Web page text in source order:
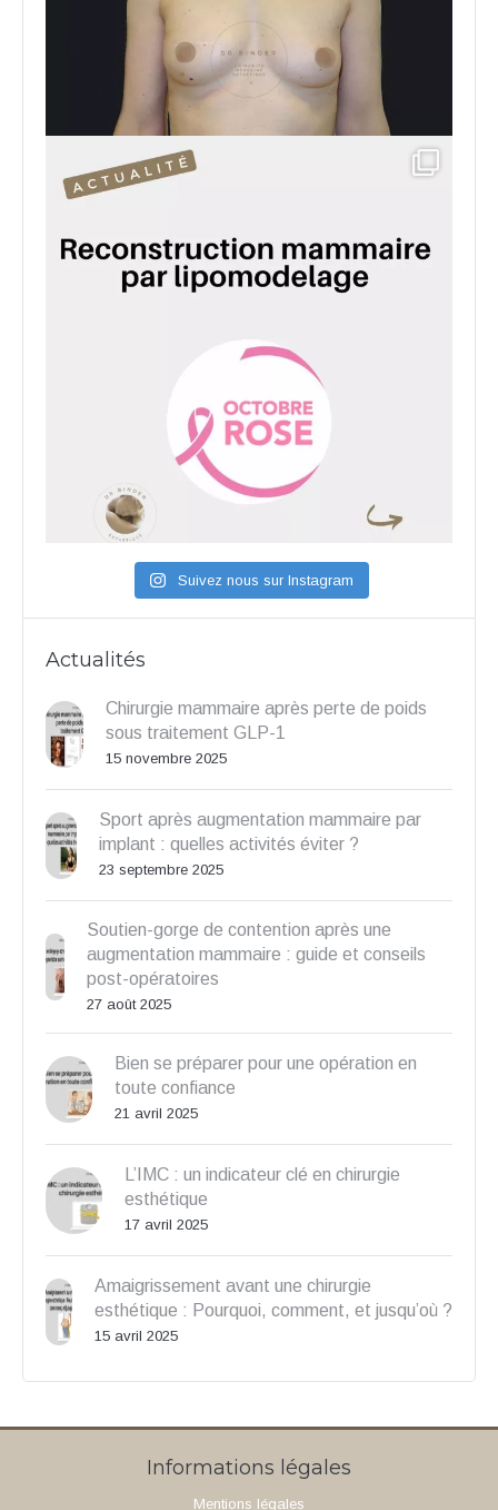
Suivez nous sur Instagram
Actualités
Chirurgie mammaire après perte de poids
sous traitement GLP-1
15 novembre 2025
Sport après augmentation mammaire par
implant : quelles activités éviter ?
23 septembre 2025
Soutien-gorge de contention après une
augmentation mammaire : guide et conseils
post-opératoires
27 août 2025
Bien se préparer pour une opération en
toute confiance
21 avril 2025
L’IMC : un indicateur clé en chirurgie
esthétique
17 avril 2025
Amaigrissement avant une chirurgie
esthétique : Pourquoi, comment, et jusqu’où ?
15 avril 2025
Informations légales
Mentions légales